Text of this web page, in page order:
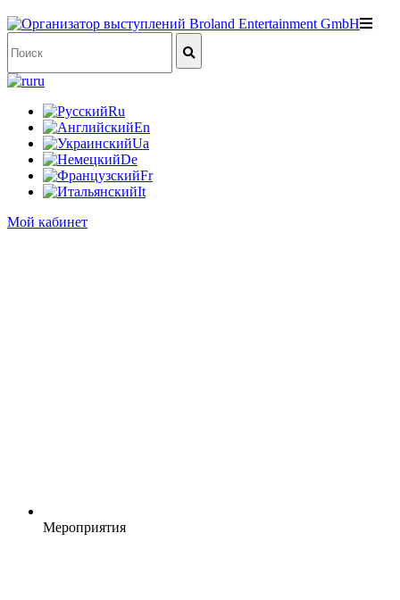
ru
Ru
En
Ua
De
Fr
It
Мой кабинет
Мероприятия